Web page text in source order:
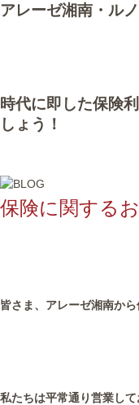
アレーゼ湘南・ル
時代に即した保険
しょう！
保険に関する
皆さま、アレーゼ湘南から
私たちは平常通り営業して